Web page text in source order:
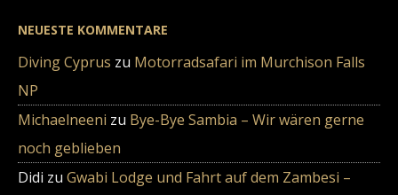
NEUESTE KOMMENTARE
Diving Cyprus zu Motorradsafari im Murchison Falls
NP
Michaelneeni zu Bye-Bye Sambia – Wir wären gerne
noch geblieben
Didi zu Gwabi Lodge und Fahrt auf dem Zambesi –